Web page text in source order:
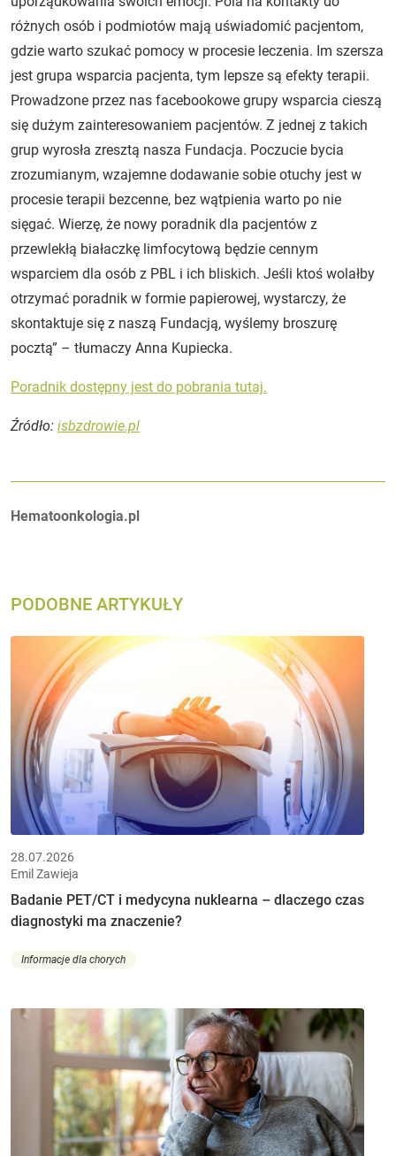
różnych osób i podmiotów mają uświadomić pacjentom,
gdzie warto szukać pomocy w procesie leczenia. Im szersza
jest grupa wsparcia pacjenta, tym lepsze są efekty terapii.
Prowadzone przez nas facebookowe grupy wsparcia cieszą
się dużym zainteresowaniem pacjentów. Z jednej z takich
grup wyrosła zresztą nasza Fundacja. Poczucie bycia
zrozumianym, wzajemne dodawanie sobie otuchy jest w
procesie terapii bezcenne, bez wątpienia warto po nie
sięgać. Wierzę, że nowy poradnik dla pacjentów z
przewlekłą białaczkę limfocytową będzie cennym
wsparciem dla osób z PBL i ich bliskich. Jeśli ktoś wolałby
otrzymać poradnik w formie papierowej, wystarczy, że
skontaktuje się z naszą Fundacją, wyślemy broszurę
pocztą” – tłumaczy Anna Kupiecka.
Poradnik dostępny jest do pobrania tutaj.
Źródło: isbzdrowie.pl
Autorzy:
Hematoonkologia.pl
PODOBNE ARTYKUŁY
28.07.2026
Emil Zawieja
Badanie PET/CT i medycyna nuklearna – dlaczego czas
diagnostyki ma znaczenie?
Informacje dla chorych